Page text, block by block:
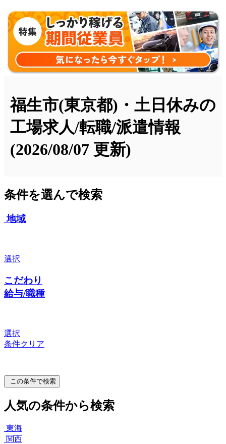
福生市(東京都)・土日休みの
工場求人/転職/派遣情報
(2026/08/07 更新)
条件を選んで検索
地域
選択
こだわり
給与/職種
選択
条件クリア
この条件で検索
人気の条件から検索
東海
関西